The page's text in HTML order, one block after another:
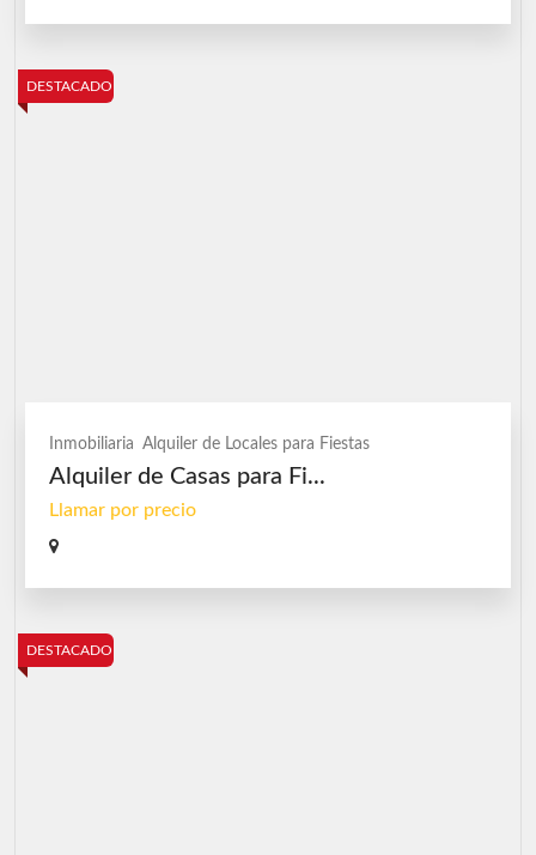
DESTACADO
Inmobiliaria Alquiler de Locales para Fiestas
Alquiler de Casas para Fi...
Llamar por precio
DESTACADO